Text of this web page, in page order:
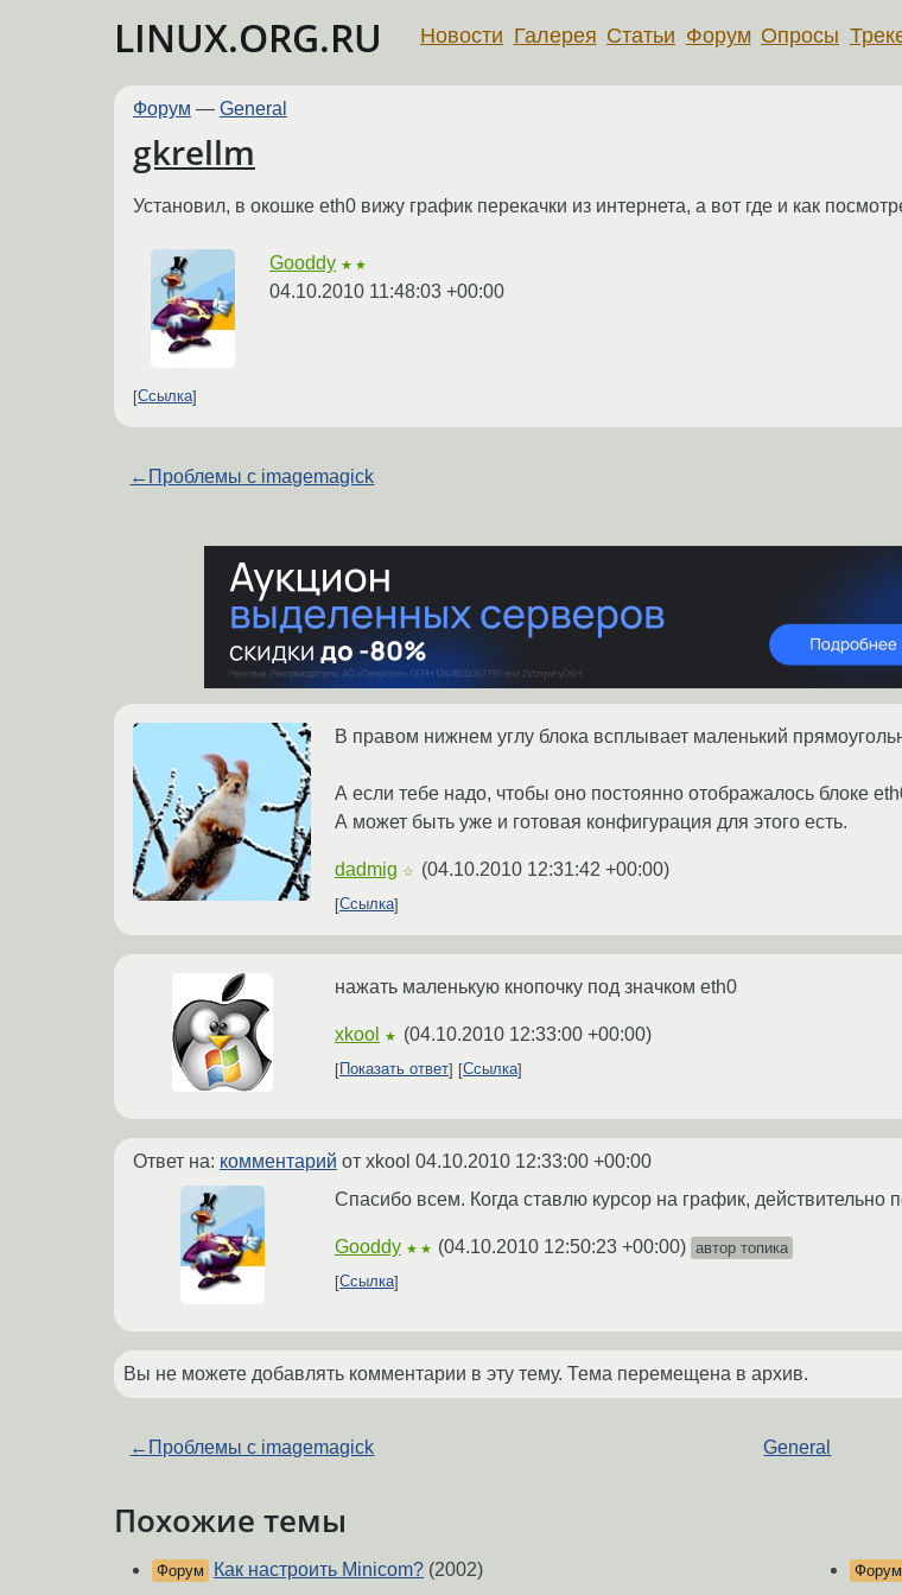
LINUX.ORG.RU Новости Галерея Статьи Форум Опросы
Форум — General
gkrellm
Установил, в окошке eth0 вижу график перекачки из интернета, а вот где и как
Gooddy ★★
04.10.2010 11:48:03 +00:00
Ссылка
← Проблемы с imagemagick
В правом нижнем углу блока всплывает маленький
А если тебе надо, чтобы оно постоянно отображалось блоке
А может быть уже и готовая конфигурация для этого есть.
dadmig ☆ (04.10.2010 12:31:42 +00:00)
Ссылка
нажать маленькую кнопочку под значком eth0
xkool ★ (04.10.2010 12:33:00 +00:00)
Показать ответ Ссылка
Ответ на: комментарий от xkool 04.10.2010 12:33:00 +00:00
Спасибо всем. Когда ставлю курсор на график, действительно
Gooddy ★★ (04.10.2010 12:50:23 +00:00) автор топика
Ссылка
Вы не можете добавлять комментарии в эту тему. Тема перемещена в архив.
← Проблемы с imagemagick General
Похожие темы
Форум Как настроить Minicom? (2002) Форум